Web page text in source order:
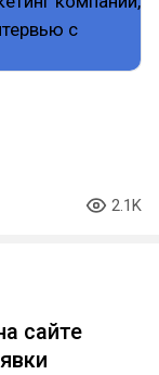
2.1K
сайте